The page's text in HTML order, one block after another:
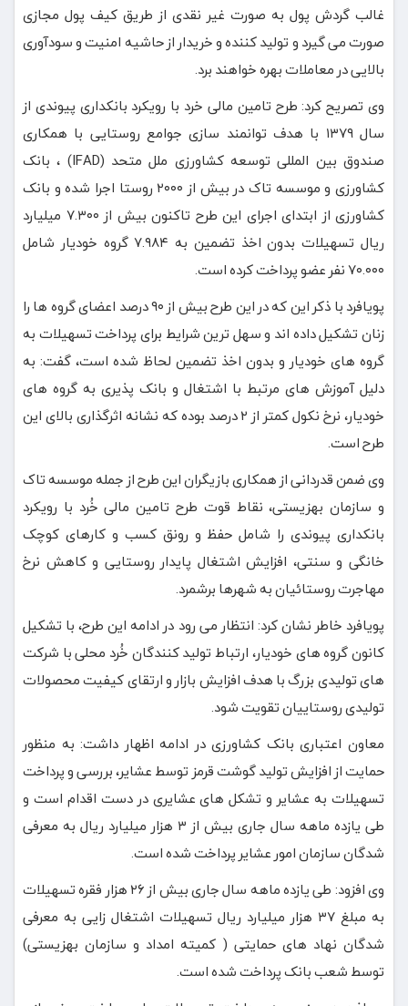
غالب گردش پول به صورت غیر نقدی از طریق کیف پول مجازی
صورت می گیرد و تولید کننده و خریدار از حاشیه امنیت و سودآوری
بالایی در معاملات بهره خواهند برد.
وی تصریح کرد: طرح تامین مالی خرد با رویکرد بانکداری پیوندی از
سال ۱۳۷۹ با هدف توانمند سازی جوامع روستایی با همکاری
صندوق بین المللی توسعه کشاورزی ملل متحد (IFAD) ، بانک
کشاورزی و موسسه تاک در بیش از ۲۰۰۰ روستا اجرا شده و بانک
کشاورزی از ابتدای اجرای این طرح تاکنون بیش از ۷.۳۰۰ میلیارد
ریال تسهیلات بدون اخذ تضمین به ۷.۹۸۴ گروه خودیار شامل
۷۰.۰۰۰ نفر عضو پرداخت کرده است.
پویافرد با ذکر این که در این طرح بیش از ۹۰ درصد اعضای گروه ها را
زنان تشکیل داده اند و سهل ترین شرایط برای پرداخت تسهیلات به
گروه های خودیار و بدون اخذ تضمین لحاظ شده است، گفت: به
دلیل آموزش های مرتبط با اشتغال و بانک پذیری به گروه های
خودیار، نرخ نکول کمتر از ۲ درصد بوده که نشانه اثرگذاری بالای این
طرح است.
وی ضمن قدردانی از همکاری بازیگران این طرح از جمله موسسه تاک
و سازمان بهزیستی، نقاط قوت طرح تامین مالی خُرد با رویکرد
بانکداری پیوندی را شامل حفظ و رونق کسب و کارهای کوچک
خانگی و سنتی، افزایش اشتغال پایدار روستایی و کاهش نرخ
مهاجرت روستائیان به شهرها برشمرد.
پویافرد خاطر نشان کرد: انتظار می رود در ادامه این طرح، با تشکیل
کانون گروه های خودیار، ارتباط تولید کنندگان خُرد محلی با شرکت
های تولیدی بزرگ با هدف افزایش بازار و ارتقای کیفیت محصولات
تولیدی روستاییان تقویت شود.
معاون اعتباری بانک کشاورزی در ادامه اظهار داشت: به منظور
حمایت از افزایش تولید گوشت قرمز توسط عشایر، بررسی و پرداخت
تسهیلات به عشایر و تشکل های عشایری در دست اقدام است و
طی یازده ماهه سال جاری بیش از ۳ هزار میلیارد ریال به معرفی
شدگان سازمان امور عشایر پرداخت شده است.
وی افزود: طی یازده ماهه سال جاری بیش از ۲۶ هزار فقره تسهیلات
به مبلغ ۳۷ هزار میلیارد ریال تسهیلات اشتغال زایی به معرفی
شدگان نهاد های حمایتی ( کمیته امداد و سازمان بهزیستی)
توسط شعب بانک پرداخت شده است.